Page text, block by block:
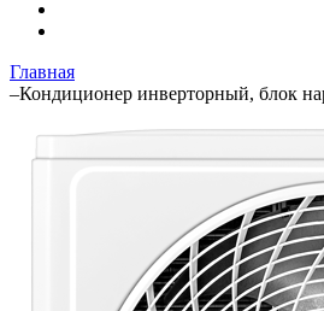
Главная
–Кондиционер инверторный, блок